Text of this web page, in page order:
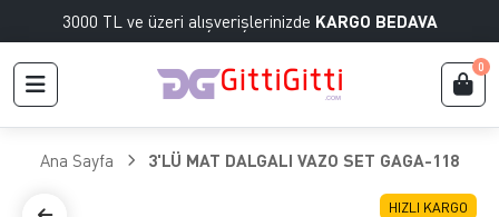
3000 TL ve üzeri alışverişlerinizde KARGO BEDAVA
0
Ana Sayfa 3'LÜ MAT DALGALI VAZO SET GAGA-118
HIZLI KARGO